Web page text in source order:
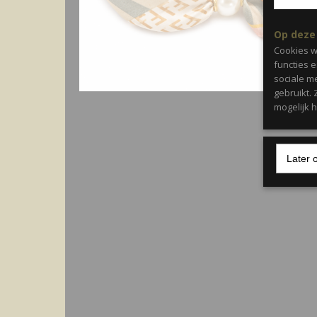
Op
Cookies
functies
sociale
gebruikt.
mogelijk
Later